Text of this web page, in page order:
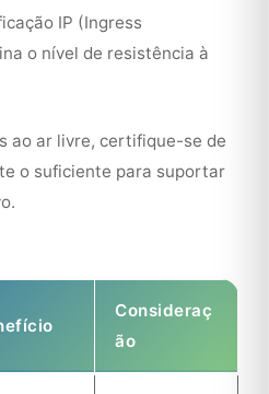
IP (Ingress
o nível de resistência à
ao ar livre, certifique-se de
o suficiente para suportar
Consideraç
ão